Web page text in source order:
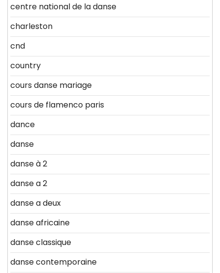
centre national de la danse
charleston
cnd
country
cours danse mariage
cours de flamenco paris
dance
danse
danse à 2
danse a 2
danse a deux
danse africaine
danse classique
danse contemporaine